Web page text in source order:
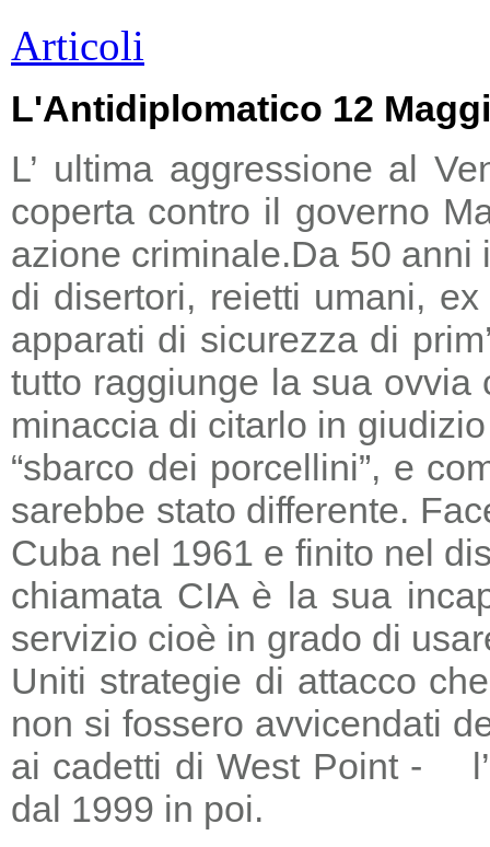
Articoli
L'Antidiplomatico 12
L’ ultima aggressione al
coperta contro il governo
azione criminale.Da 50 anni
di disertori, reietti umani,
apparati di sicurezza di
tutto raggiunge la sua
minaccia di citarlo in
“sbarco dei porcellini”, e
sarebbe stato differente.
Cuba nel 1961 e finito nel
chiamata CIA è la sua
servizio cioè in grado di
Uniti strategie di attacco
non si fossero avvicendati
ai cadetti di West Point - l’
dal 1999 in poi.